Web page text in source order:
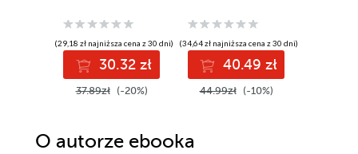
(29,18 zł najniższa cena z 30 dni)
30.32 zł
37.89zł (-20%)
(34,64 zł najniższa cena z 30 dni)
40.49 zł
44.99zł (-10%)
O autorze ebooka